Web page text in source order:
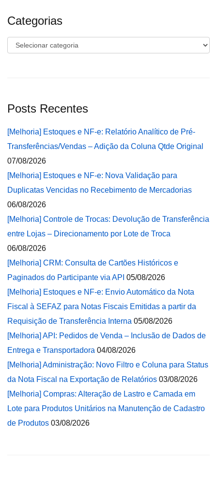
Categorias
Categorias
Posts Recentes
[Melhoria] Estoques e NF-e: Relatório Analítico de Pré-
Transferências/Vendas – Adição da Coluna Qtde Original
07/08/2026
[Melhoria] Estoques e NF-e: Nova Validação para
Duplicatas Vencidas no Recebimento de Mercadorias
06/08/2026
[Melhoria] Controle de Trocas: Devolução de Transferência
entre Lojas – Direcionamento por Lote de Troca
06/08/2026
[Melhoria] CRM: Consulta de Cartões Históricos e
Paginados do Participante via API 05/08/2026
[Melhoria] Estoques e NF-e: Envio Automático da Nota
Fiscal à SEFAZ para Notas Fiscais Emitidas a partir da
Requisição de Transferência Interna 05/08/2026
[Melhoria] API: Pedidos de Venda – Inclusão de Dados de
Entrega e Transportadora 04/08/2026
[Melhoria] Administração: Novo Filtro e Coluna para Status
da Nota Fiscal na Exportação de Relatórios 03/08/2026
[Melhoria] Compras: Alteração de Lastro e Camada em
Lote para Produtos Unitários na Manutenção de Cadastro
de Produtos 03/08/2026